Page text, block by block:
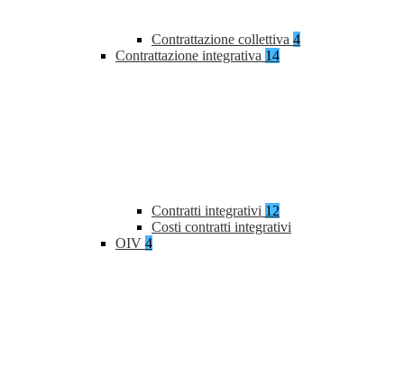
Contrattazione collettiva 4
Contrattazione integrativa 14
Contratti integrativi 12
Costi contratti integrativi
OIV 4